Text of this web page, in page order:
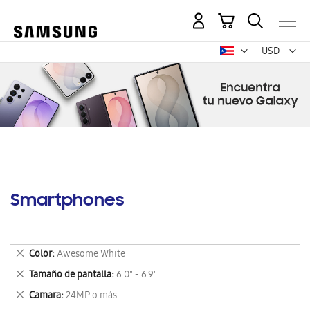
USD -
dólar
Mi carrito
Smartphones
Color Awesome White
Eliminar
este
artículo
Tamaño de pantalla 6.0" - 6.9"
Eliminar
este
artículo
Camara 24MP o más
Eliminar